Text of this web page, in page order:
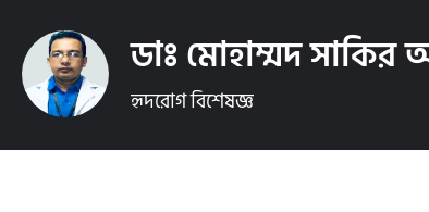
ডাঃ মোহাম্মদ সাকির
হৃদরোগ বিশেষজ্ঞ